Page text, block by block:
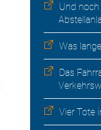
Und
Was
Das
Vier Tote